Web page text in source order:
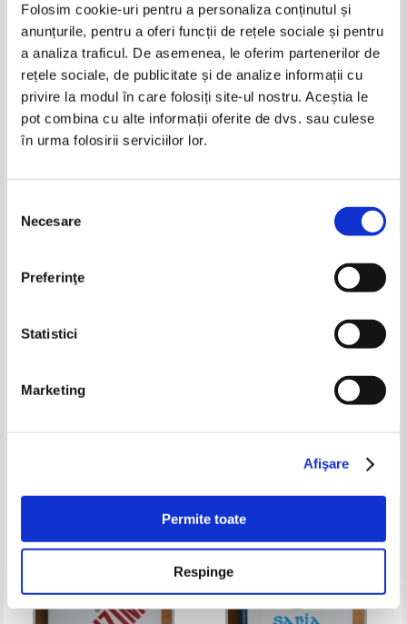
Folosim cookie-uri pentru a personaliza conținutul și
anunțurile, pentru a oferi funcții de rețele sociale și pentru
a analiza traficul. De asemenea, le oferim partenerilor de
rețele sociale, de publicitate și de analize informații cu
privire la modul în care folosiți site-ul nostru. Aceștia le
pot combina cu alte informații oferite de dvs. sau culese
în urma folosirii serviciilor lor.
consimțământului
Necesare
Preferinţe
Statistici
Marketing
Afişare
Permite toate
Respinge
Bora Cosic - Rolul familiei mele
in revolutia mondiala
Pret: 11,00Lei 7,70 Lei
Adaugă în coș
Andrei Makine - Pe vremea
Pret:16,00Lei 11,20 Lei
Adaugă în coș
Torquemada (2 volume)
Adaugă în coș
-30%
Samuel Butler - Erewhon.
Intoarcerea in Erewhon (2
Adaugă în coș